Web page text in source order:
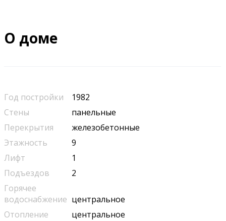
О доме
Год постройки
1982
Стены
панельные
Перекрытия
железобетонные
Этажность
9
Лифт
1
Подъездов
2
Горячее
водоснабжение центральное
Отопление
центральное